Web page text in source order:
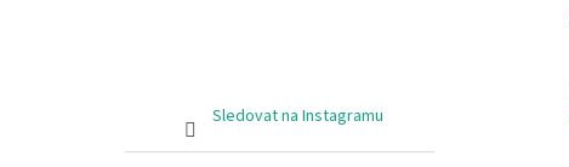
Sledovat na Instagramu